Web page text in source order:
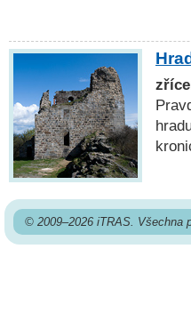
© 2009–2026 iTRAS. Všechna